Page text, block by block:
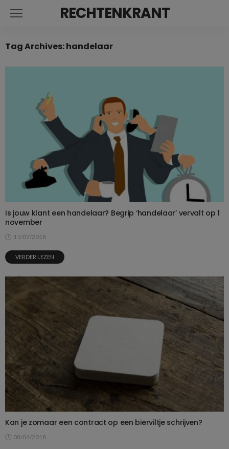
RECHTENKRANT
Tag Archives: handelaar
Is jouw klant een handelaar? Begrip ‘handelaar’ vervalt op 1
november
11/07/2018
VERDER LEZEN
Kan je zomaar een contract op een bierviltje schrijven?
08/04/2018